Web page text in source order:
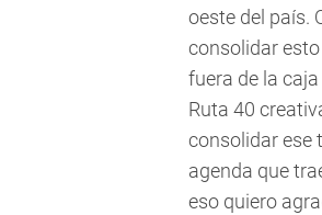
oeste del país.
consolidar
fuera de la
Ruta 40
consolidar ese
agenda que
eso quiero